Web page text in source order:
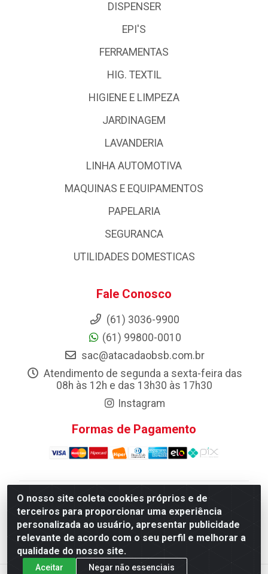
O nosso site coleta cookies próprios e de
terceiros para proporcionar uma experiência
personalizada ao usuário, apresentar publicidade
relevante de acordo com o seu perfil e melhorar a
qualidade do nosso site.
Aceitar Negar não essenciais
DISPENSER
EPI'S
FERRAMENTAS
HIG. TEXTIL
HIGIENE E LIMPEZA
JARDINAGEM
LAVANDERIA
LINHA AUTOMOTIVA
MAQUINAS E EQUIPAMENTOS
PAPELARIA
SEGURANCA
UTILIDADES DOMESTICAS
Fale Conosco
(61) 3036-9900
(61) 99800-0010
sac@atacadaobsb.com.br
Atendimento de segunda a sexta-feira das
08h às 12h e das 13h30 às 17h30
Instagram
Formas de Pagamento
Atacadao da Limpeza F. Pereira Queiroz Comercio e
Distribuicao LTDA - Quadra Qi 10 Lotes 39 e, 41 - Setor
Industrial (Taguatinga), Brasília/DF - CEP 72.135-100 -
CNPJ 13.184.675/0001-80